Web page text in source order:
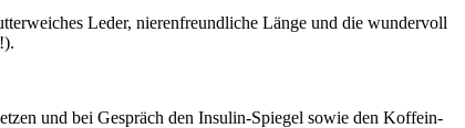
Leder, nierenfreundliche Länge und die wundervoll
und bei Gespräch den Insulin-Spiegel sowie den Koffein-